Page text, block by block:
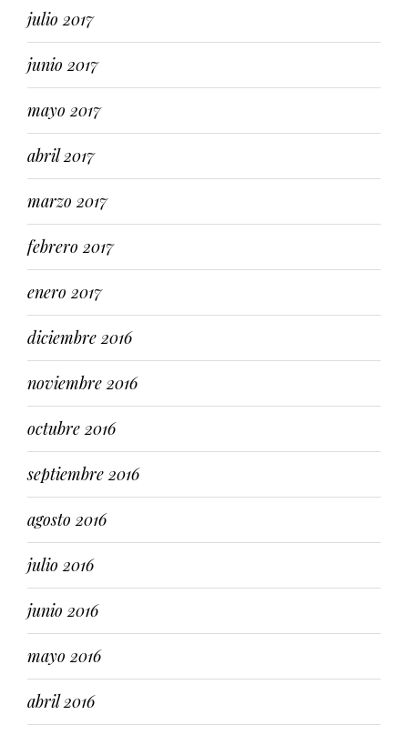
julio 2017
junio 2017
mayo 2017
abril 2017
marzo 2017
febrero 2017
enero 2017
diciembre 2016
noviembre 2016
octubre 2016
septiembre 2016
agosto 2016
julio 2016
junio 2016
mayo 2016
abril 2016